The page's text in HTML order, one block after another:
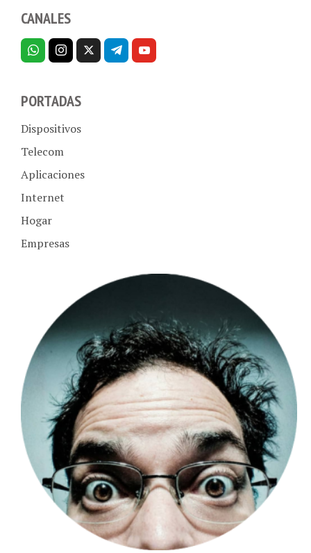
CANALES
PORTADAS
Dispositivos
Telecom
Aplicaciones
Internet
Hogar
Empresas